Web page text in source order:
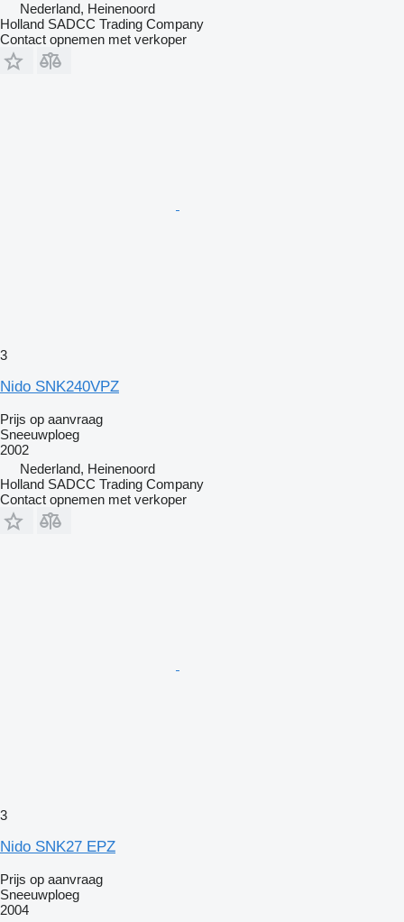
Nederland, Heinenoord
Holland SADCC Trading Company
Contact opnemen met verkoper
3
Nido SNK240VPZ
Prijs op aanvraag
Sneeuwploeg
2002
Nederland, Heinenoord
Holland SADCC Trading Company
Contact opnemen met verkoper
3
Nido SNK27 EPZ
Prijs op aanvraag
Sneeuwploeg
2004